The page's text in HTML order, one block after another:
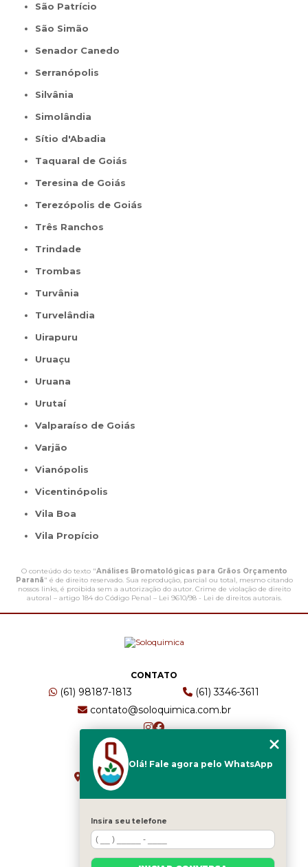
São Patrício
São Simão
Senador Canedo
Serranópolis
Silvânia
Simolândia
Sítio d'Abadia
Taquaral de Goiás
Teresina de Goiás
Terezópolis de Goiás
Três Ranchos
Trindade
Trombas
Turvânia
Turvelândia
Uirapuru
Uruaçu
Uruana
Urutaí
Valparaíso de Goiás
Varjão
Vianópolis
Vicentinópolis
Vila Boa
Vila Propício
O conteúdo do texto "Análises Bromatológicas para Grãos Orçamento
Paranã" é de direito reservado. Sua reprodução, parcial ou total, mesmo citando
nossos links, é proibida sem a autorização do autor. Crime de violação de direito
autoral – artigo 184 do Código Penal – Lei 9610/98 - Lei de direitos autorais.
CONTATO
(61) 98187-1813
(61) 3346-3611
contato@soloquimica.com.br
ENDEREÇO
CRS 511 Sul, Bl B, Sl 49 - Asa Sul
Brasília - DF - CEP: 70361-520
HOME
EMPRESA
Olá! Fale agora pelo WhatsApp
Insira seu telefone